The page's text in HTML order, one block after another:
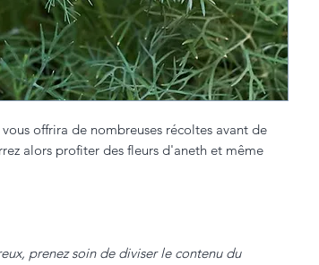
offrira de nombreuses récoltes avant de
alors profiter des fleurs d'aneth et même
prenez soin de diviser le contenu du